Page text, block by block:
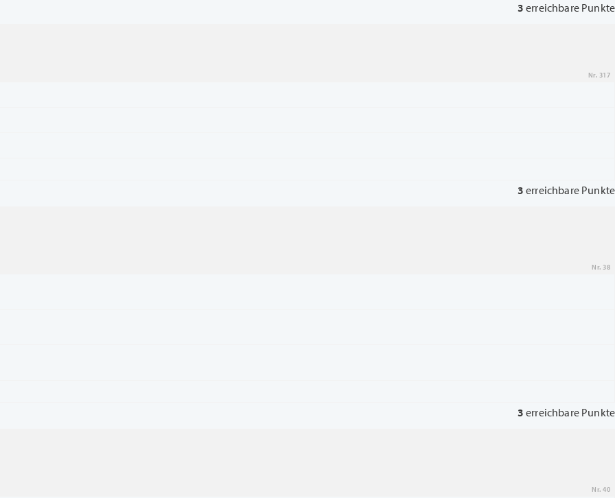
3 erreichbare Punkte
Nr. 317
3 erreichbare Punkte
Nr. 38
3 erreichbare Punkte
Nr. 40